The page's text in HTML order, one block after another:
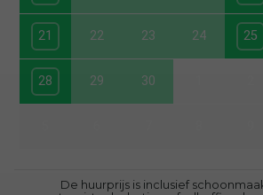
21 22 23 24 25
28 29 30
De huurprijs is inclusief